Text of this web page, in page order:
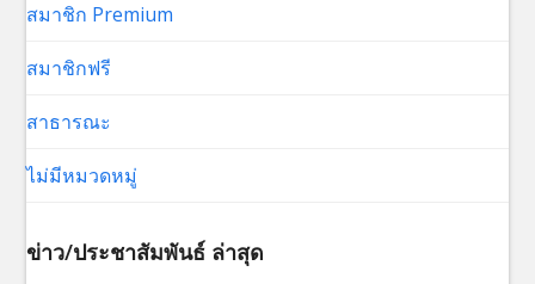
สมาชิก Premium
สมาชิกฟรี
สาธารณะ
ไม่มีหมวดหมู่
ข่าว/ประชาสัมพันธ์ ล่าสุด